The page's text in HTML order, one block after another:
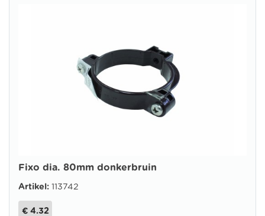
Fixo dia. 80mm donkerbruin
Artikel: 113742
€ 4.32